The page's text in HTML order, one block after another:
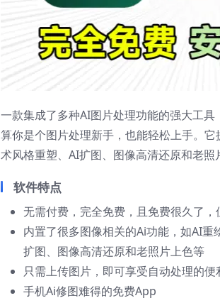
一款集成了多种AI图片处理功能的强大工
算你是个图片处理新手，也能轻松上手。
术风格重塑、AI扩图、图像高清还原和老
软件特点
无需付费，完全免费，且免费很久了
内置了很多图像相关的Ai功能，如AI
扩图、图像高清还原和老照片上色等
只需上传图片，即可享受自动处理的
手机Ai修图难得的免费App